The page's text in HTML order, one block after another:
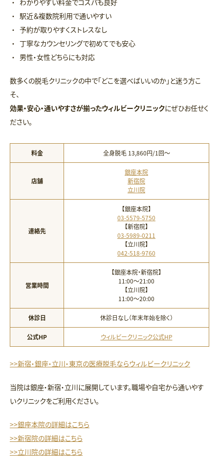
駅近＆複数院利用で通いやすい
予約が取りやすくストレスなし
丁寧なカウンセリングで初めてでも安心
男性・女性どちらにも対応
数多くの脱毛クリニックの中で「どこを選べばいいのか」と迷う方こ
そ、
効果・安心・通いやすさが揃ったウィルビークリニックにぜひお任せく
ださい。
料金 全身脱毛 13,860円/1回〜
店舗
銀座本院
新宿院
立川院
連絡先
【銀座本院】
03-5579-5750
【新宿院】
03-5989-0211
【立川院】
042-518-9760
営業時間
【銀座本院・新宿院】
11:00〜21:00
【立川院】
11:00〜20:00
休診日 休診日なし（年末年始を除く）
公式HP ウィルビークリニック公式HP
>>新宿・銀座・立川・東京の医療脱毛ならウィルビークリニック
当院は銀座・新宿・立川に展開しています。職場や自宅から通いやす
いクリニックをご利用ください。
>>銀座本院の詳細はこちら
>>新宿院の詳細はこちら
>>立川院の詳細はこちら